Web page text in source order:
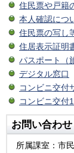
住民票や戸籍
本人確認につ
住民票の写し
住居表示証明
パスポート（
デジタル窓口
コンビニ交付
コンビニ交付
お問い合わせ
所属課室：市